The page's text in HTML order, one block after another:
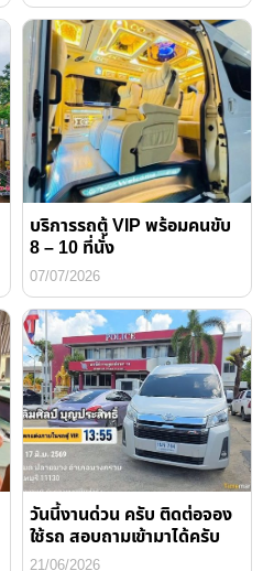
บริการรถตู้ VIP พร้อมคนขับ
8 – 10 ที่นั่ง
07/07/2026
วันนี้งานด่วน ครับ ติดต่อจอง
ใช้รถ สอบถามเข้ามาได้ครับ
21/06/2026